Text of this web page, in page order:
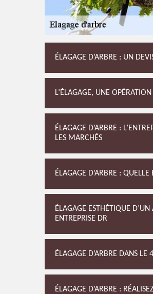
ÉLAGAGE D’ARBRE : UN
L’ÉLAGAGE, UNE
ÉLAGAGE D’ARBRE :
LES MARCHÉS
ÉLAGAGE D’ARBRE :
ÉLAGAGE ESTHÉTIQUE
ENTREPRISE DR
ÉLAGAGE D’ARBRE DANS LE
ÉLAGAGE D’ARBRE :